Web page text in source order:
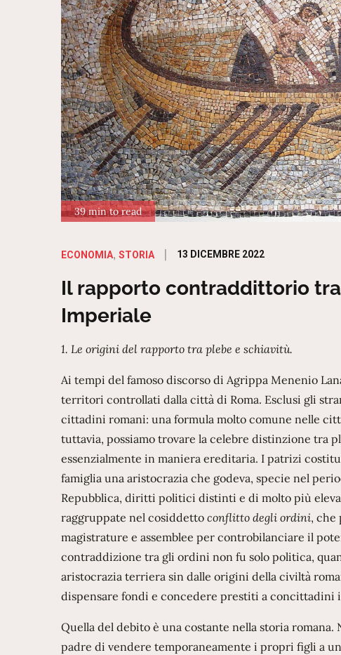
39 min to read
ECONOMIA STORIA
Posted
13 DICEMBRE 2022
Il rapporto contraddittorio
Imperiale
1. Le origini del rapporto tra plebe e schiavitù.
Ai tempi del famoso discorso di Agrippa Menenio
territori controllati dalla città di Roma. Esclusi gli
cittadini romani: una formula molto comune nelle
tuttavia, possiamo trovare la celebre distinzione tra
essenzialmente in maniera ereditaria. I patrizi
famiglia una aristocrazia che godeva, specie nel
Repubblica, diritti politici distinti e di molto più
raggruppate nel cosiddetto conflitto degli ordini, che
magistrature e assemblee per controbilanciare il
contraddizione tra gli ordini non fu solo politica,
aristocrazia terriera sin dalle origini della civiltà
dispensare fondi e concedere prestiti a concittadini
Quella del debito è una costante nella storia
padre di vendere temporaneamente i propri figli a